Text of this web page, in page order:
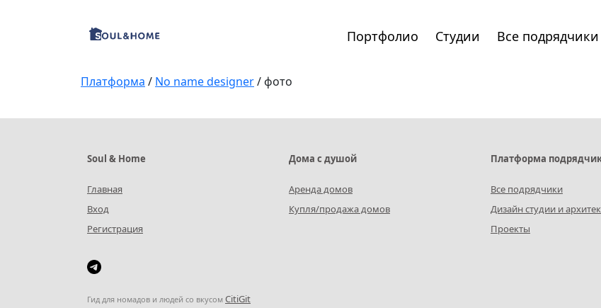
Портфолио Студии Все подрядчики
Платформа / No name designer/ фото
Soul & Home
Главная
Вход
Регистрация
Дома с душой
Аренда домов
Купля/продажа домов
Платформа
Все подрядчики
Дизайн студии и
Проекты
Гид для номадов и людей со вкусом СitiGit